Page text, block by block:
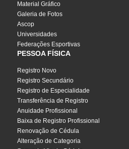
Material Gráfico
Galeria de Fotos
Ascop
Universidades
Federações Esportivas
PESSOA FÍSICA
Registro Novo
Registro Secundário
Registro de Especialidade
Transferência de Registro
Anuidade Profissional
Baixa de Registro Profissional
Renovação de Cédula
Alteração de Categoria